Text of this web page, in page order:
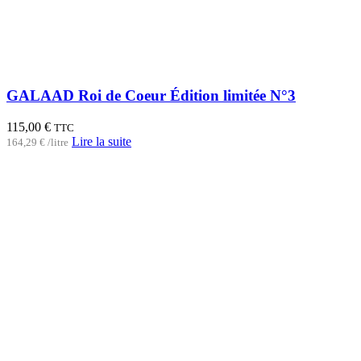
GALAAD Roi de Coeur Édition limitée N°3
115,00 € TTC
164,29 € /litre Lire la suite